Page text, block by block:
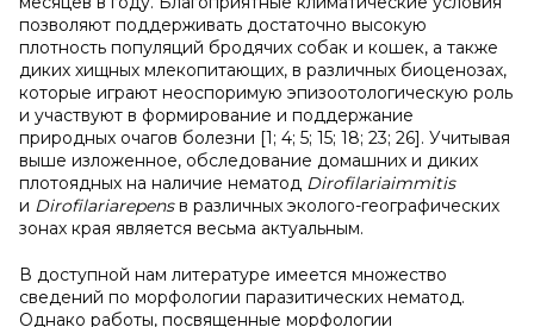
позволяют поддерживать достаточно высокую
плотность популяций бродячих собак и кошек, а также
диких хищных млекопитающих, в различных биоценозах,
которые играют неоспоримую эпизоотологическую роль
и участвуют в формирование и поддержание
природных очагов болезни [1; 4; 5; 15; 18; 23; 26]. Учитывая
выше изложенное, обследование домашних и диких
плотоядных на наличие нематод Dirofilariaimmitis
и Dirofilariarepensв различных эколого-географических
зонах края является весьма актуальным.
В доступной нам литературе имеется множество
сведений по морфологии паразитических нематод.
Однако работы, посвященные морфологии